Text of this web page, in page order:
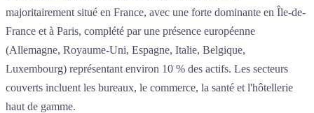
majoritairement situé en France, avec une forte dominante en Île-de-
France et à Paris, complété par une présence européenne
(Allemagne, Royaume-Uni, Espagne, Italie, Belgique,
Luxembourg) représentant environ 10 % des actifs. Les secteurs
couverts incluent les bureaux, le commerce, la santé et l'hôtellerie
haut de gamme.